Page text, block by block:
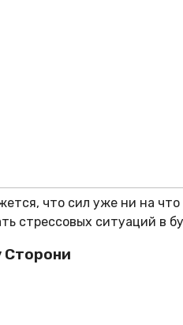
что сил уже ни на
стрессовых ситуаций в
Сторони